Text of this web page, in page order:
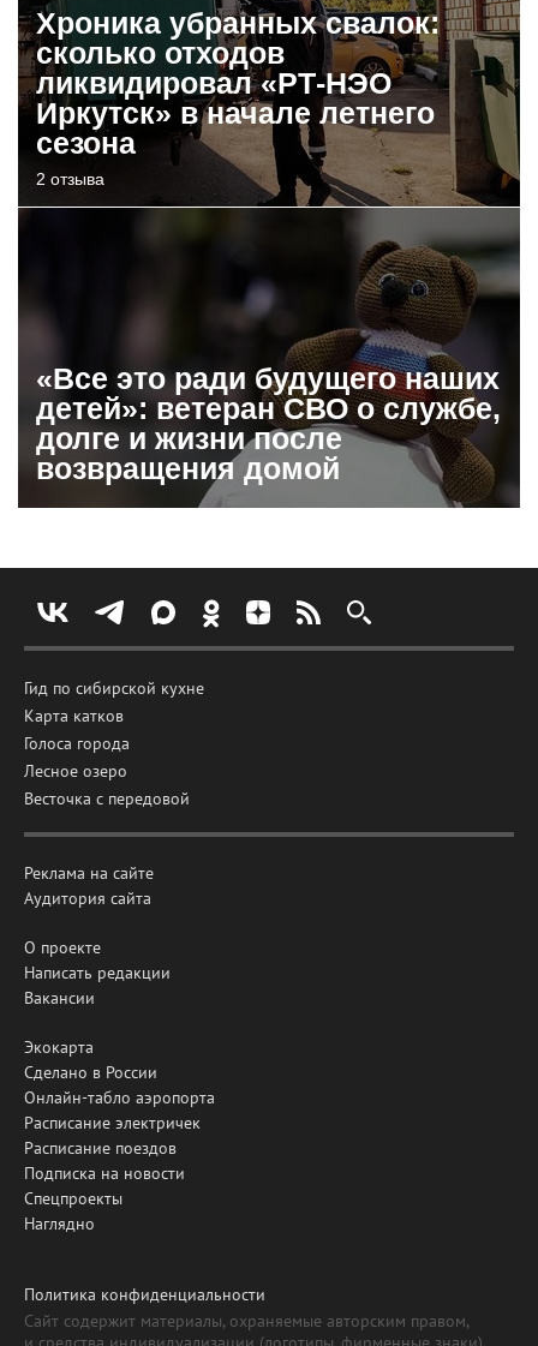
Хроника убранных свалок:
сколько отходов
ликвидировал «РТ-НЭО
Иркутск» в начале летнего
сезона
2 отзыва
«Все это ради будущего наших
детей»: ветеран СВО о службе,
долге и жизни после
возвращения домой
Гид по сибирской кухне
Карта катков
Голоса города
Лесное озеро
Весточка с передовой
Реклама на сайте
Аудитория сайта
О проекте
Написать редакции
Вакансии
Экокарта
Сделано в России
Онлайн-табло аэропорта
Расписание электричек
Расписание поездов
Подписка на новости
Спецпроекты
Наглядно
Политика конфиденциальности
Сайт содержит материалы, охраняемые авторским правом,